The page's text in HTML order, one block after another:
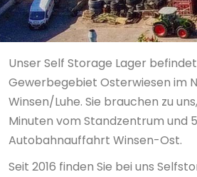
Unser Self Storage Lager
Gewerbegebiet Osterwiesen im
Winsen/Luhe. Sie brauchen zu
Minuten vom Standzentrum und
Autobahnauffahrt Winsen-Ost.
Seit 2016 finden Sie bei uns